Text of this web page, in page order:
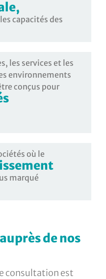
capacités des
les services et les
environnements
conçus pour
où le
marqué
de nos
consultation est